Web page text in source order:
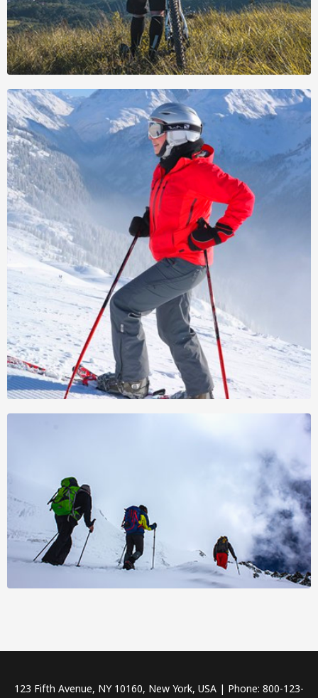
123 Fifth Avenue, NY 10160, New York, USA | Phone: 800-123-